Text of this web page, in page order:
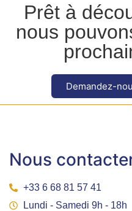
Prêt à
nous
Demandez-
Nous
+33 6 68 81 57 41
Lundi - Samedi 9h - 18h